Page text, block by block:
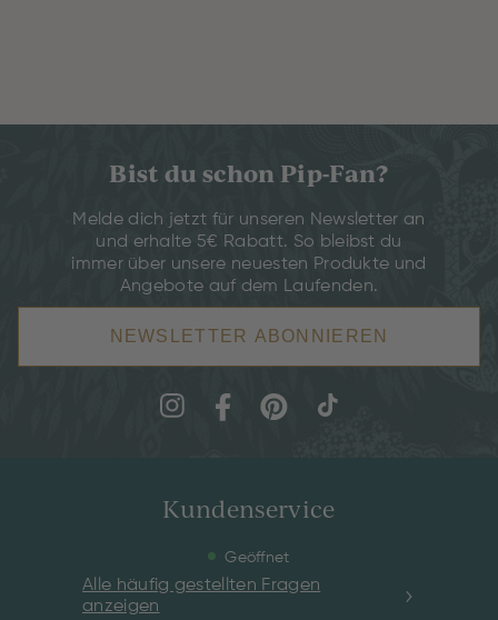
Bist du schon Pip-Fan?
Melde dich jetzt für unseren Newsletter an
und erhalte 5€ Rabatt. So bleibst du
immer über unsere neuesten Produkte und
Angebote auf dem Laufenden.
NEWSLETTER ABONNIEREN
Kundenservice
Geöffnet
Alle häufig gestellten Fragen
anzeigen